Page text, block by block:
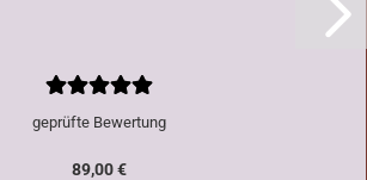
geprüfte Bewertung
89,00 €